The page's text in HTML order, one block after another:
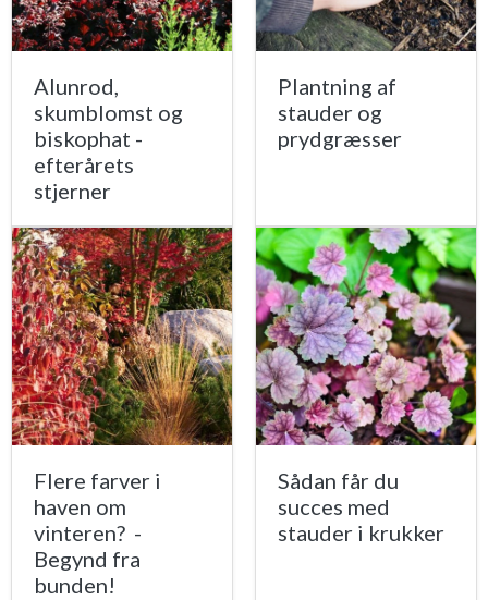
Alunrod,
skumblomst og
biskophat -
efterårets
stjerner
Plantning af
stauder og
prydgræsser
Flere farver i
haven om
vinteren? -
Begynd fra
bunden!
Sådan får du
succes med
stauder i krukker